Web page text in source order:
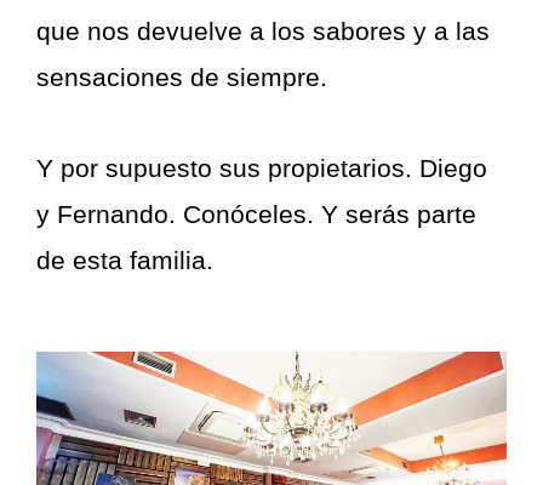
que nos devuelve a los sabores y a las
sensaciones de siempre.
Y por supuesto sus propietarios. Diego
y Fernando. Conóceles. Y serás parte
de esta familia.